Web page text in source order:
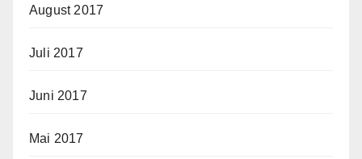
August 2017
Juli 2017
Juni 2017
Mai 2017